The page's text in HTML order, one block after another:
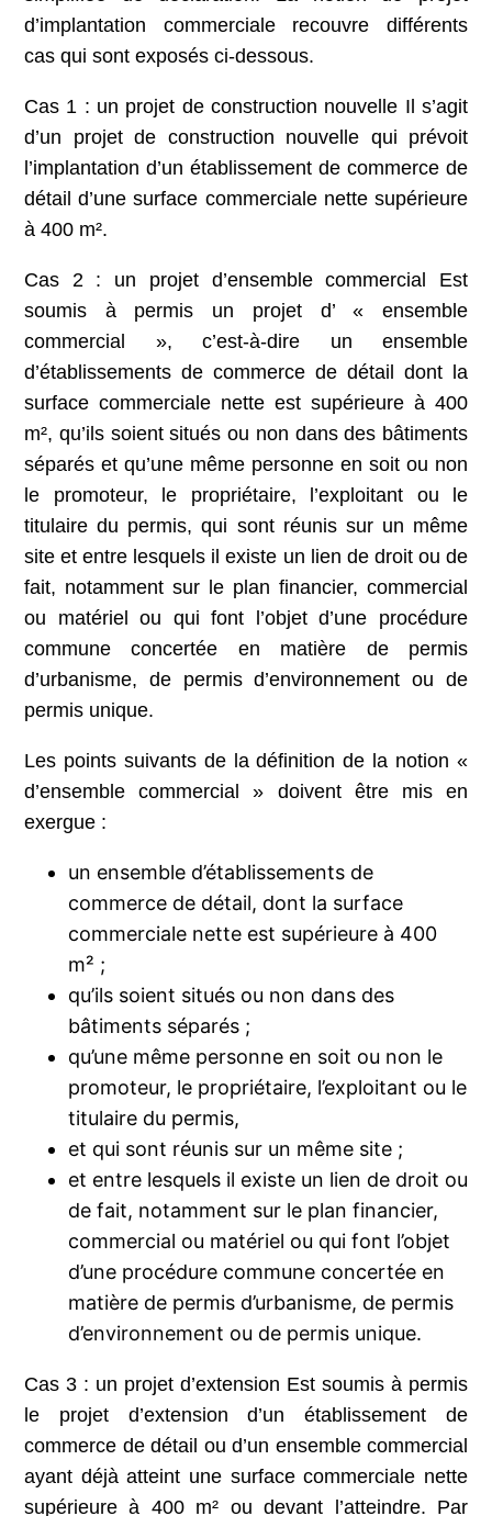
d’implantation commerciale recouvre différents
cas qui sont exposés ci-dessous.
Cas 1 : un projet de construction nouvelle Il s’agit
d’un projet de construction nouvelle qui prévoit
l’implantation d’un établissement de commerce de
détail d’une surface commerciale nette supérieure
à 400 m².
Cas 2 : un projet d’ensemble commercial Est
soumis à permis un projet d’ « ensemble
commercial », c’est-à-dire un ensemble
d’établissements de commerce de détail dont la
surface commerciale nette est supérieure à 400
m², qu’ils soient situés ou non dans des bâtiments
séparés et qu’une même personne en soit ou non
le promoteur, le propriétaire, l’exploitant ou le
titulaire du permis, qui sont réunis sur un même
site et entre lesquels il existe un lien de droit ou de
fait, notamment sur le plan financier, commercial
ou matériel ou qui font l’objet d’une procédure
commune concertée en matière de permis
d’urbanisme, de permis d’environnement ou de
permis unique.
Les points suivants de la définition de la notion «
d’ensemble commercial » doivent être mis en
exergue :
un ensemble d’établissements de
commerce de détail, dont la surface
commerciale nette est supérieure à 400
m² ;
qu’ils soient situés ou non dans des
bâtiments séparés ;
qu’une même personne en soit ou non le
promoteur, le propriétaire, l’exploitant ou le
titulaire du permis,
et qui sont réunis sur un même site ;
et entre lesquels il existe un lien de droit ou
de fait, notamment sur le plan financier,
commercial ou matériel ou qui font l’objet
d’une procédure commune concertée en
matière de permis d’urbanisme, de permis
d’environnement ou de permis unique.
Cas 3 : un projet d’extension Est soumis à permis
le projet d’extension d’un établissement de
commerce de détail ou d’un ensemble commercial
ayant déjà atteint une surface commerciale nette
supérieure à 400 m² ou devant l’atteindre. Par